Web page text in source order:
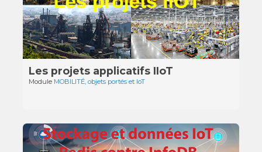
Les projets applicatifs IIoT
Module MOBILITÉ, objets portés et IoT